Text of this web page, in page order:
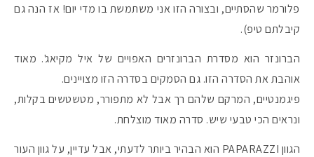
פלורמר שהסתיים, ובצורה הזו אני משתמשת בו מדי יום! אז הנה גם
קיבלתם טיפ).
הברונזר הוא מסדרת הברונזרים האפויים של איל מקיאג'. מאוד
אוהבת את הסדרה הזו. גם הסמקים בסדרה הזו מצויינים.
פיגמנטיים, המרקם שלהם רך אבל לא מתפורר, מטשטשים בקלות,
ונראים הכי טבעי שיש. סדרה מאוד מוצלחת.
הגוון PAPARAZZI הוא הבהיר ביותר לדעתי, אבל עדיין, על גוון העור